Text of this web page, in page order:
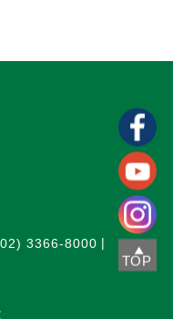
TOP
3366-8000